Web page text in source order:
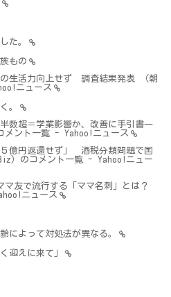
た。
もの
生活力向上せず 調査結果発表 （朝
ニュース
。
半数超＝学業影響か、改善に手引書―
メント一覧 - Yahoo!ニュース
億円返還せず」 酒税分類問題で国
）のコメント一覧 - Yahoo!ニュー
マ友で流行する「ママ名刺」とは？
ニュース
によって対処法が異なる。
迎えに来て」